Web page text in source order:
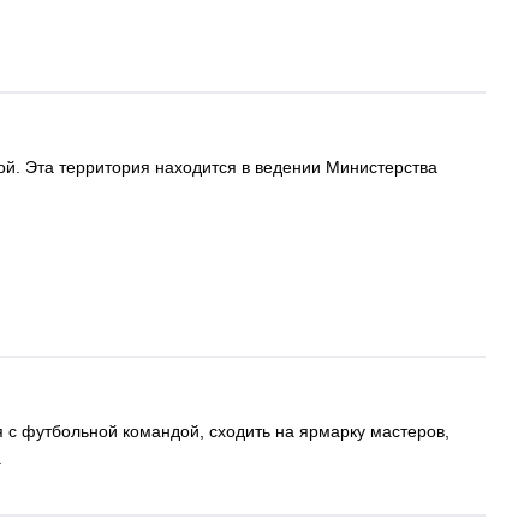
Эта территория находится в ведении Министерства
футбольной командой, сходить на ярмарку мастеров,